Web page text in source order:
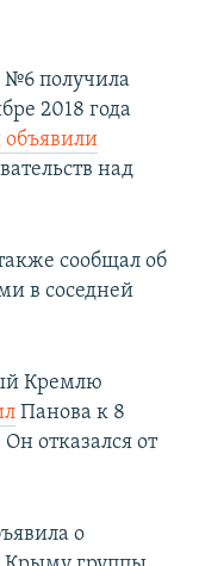
№6 получила
2018 года
объявили
над
сообщал об
в соседней
Кремлю
Панова к 8
отказался от
о